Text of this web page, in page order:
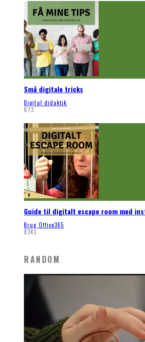
Små digitale tricks
Digital didaktik
873
Guide til digitalt escape room med
Brug Office365
8243
RANDOM